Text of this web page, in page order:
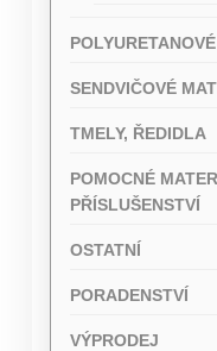
SENDVIČOVÉ
TMELY, ŘEDIDLA
POMOCNÉ
PŘÍSLUŠENSTVÍ
OSTATNÍ
PORADENSTVÍ
VÝPRODEJ